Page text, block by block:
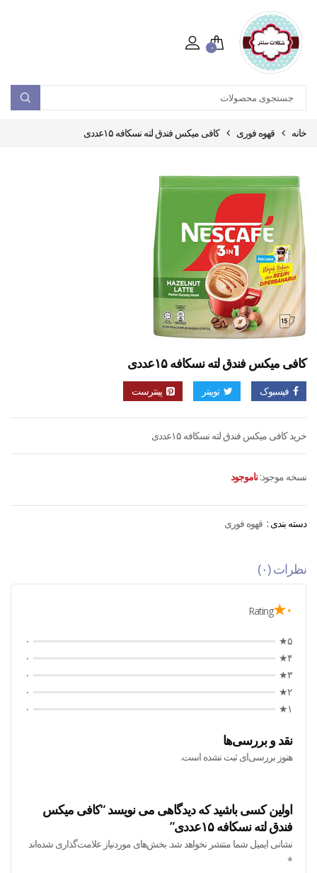
۰
خانه قهوه فوری کافی میکس فندق لته نسکافه ۱۵عددی
کافی میکس فندق لته نسکافه ۱۵عددی
فیسبوک توییتر پینترست
خرید کافی میکس فندق لته نسکافه ۱۵عددی
نسخه موجود: ناموجود
دسته بندی : قهوه فوری
نظرات (۰)
۰★ Rating
۵★
۰
۴★
۰
۳★
۰
۲★
۰
۱★
۰
نقد و بررسی‌ها
هنوز بررسی‌ای ثبت نشده است.
اولین کسی باشید که دیدگاهی می نویسد “کافی میکس
فندق لته نسکافه ۱۵عددی”
نشانی ایمیل شما منتشر نخواهد شد. بخش‌های موردنیاز علامت‌گذاری شده‌اند
*